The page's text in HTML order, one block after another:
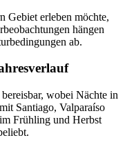
Gebiet erleben möchte,
hängen
ab.
wobei Nächte in
Santiago, Valparaíso
Frühling und Herbst